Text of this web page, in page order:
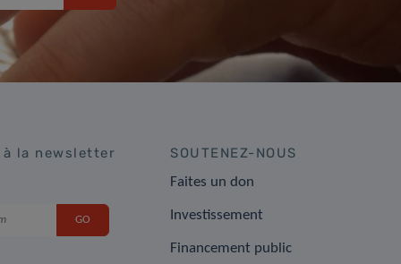
la newsletter SOUTENEZ-NOUS
Faites un don
Investissement
Financement public